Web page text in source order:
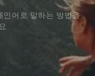
인어로 말하는 방법을